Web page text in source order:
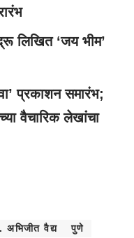
लिखित ‘जय भीम’
प्रकाशन समारंभ;
वैचारिक लेखांचा
अभिजीत वैद्य पुणे